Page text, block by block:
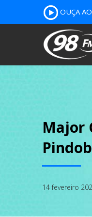
OUÇA
Major
14 fevereiro